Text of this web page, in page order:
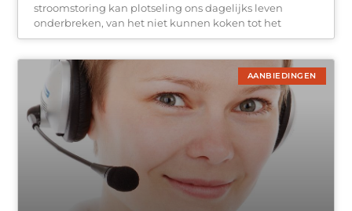
stroomstoring kan plotseling ons dagelijks leven
onderbreken, van het niet kunnen koken tot het
AANBIEDINGEN